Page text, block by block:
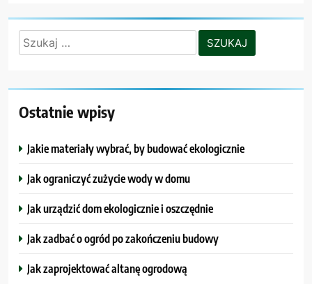
Szukaj:
Ostatnie wpisy
Jakie materiały wybrać, by budować ekologicznie
Jak ograniczyć zużycie wody w domu
Jak urządzić dom ekologicznie i oszczędnie
Jak zadbać o ogród po zakończeniu budowy
Jak zaprojektować altanę ogrodową